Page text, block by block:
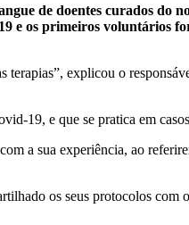
de doentes curados do
e os primeiros voluntários
terapias”, explicou o
19, e que se pratica em
a sua experiência, ao
os seus protocolos com